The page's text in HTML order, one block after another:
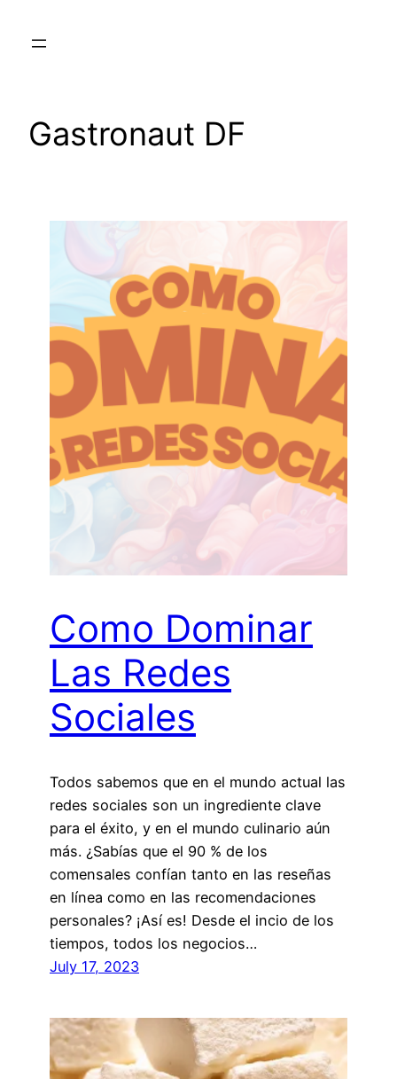
Gastronaut DF
Como Dominar
Las Redes
Sociales
Todos sabemos que en el mundo actual las
redes sociales son un ingrediente clave
para el éxito, y en el mundo culinario aún
más. ¿Sabías que el 90 % de los
comensales confían tanto en las reseñas
en línea como en las recomendaciones
personales? ¡Así es! Desde el incio de los
tiempos, todos los negocios…
July 17, 2023